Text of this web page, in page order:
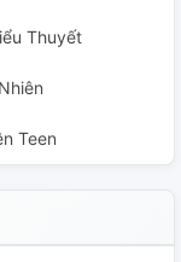
Thuyết
Teen